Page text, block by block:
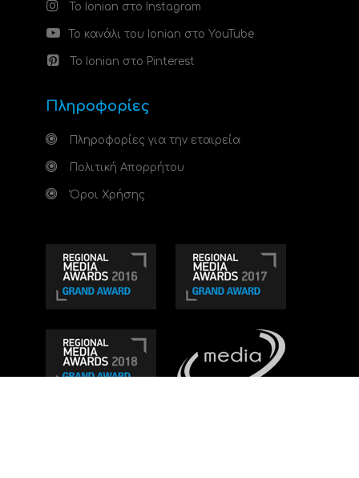
Το Ionian στο Instagram
Το κανάλι του Ionian στο YouTube
Το Ionian στο Pinterest
Πληροφορίες
Πληροφορίες για την εταιρεία
Πολιτική Απορρήτου
Όροι Χρήσης